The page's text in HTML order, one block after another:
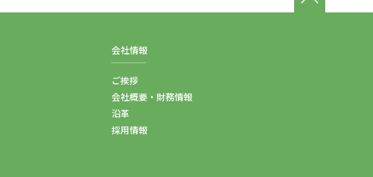
会社情報
ご挨拶
会社概要・財務情報
沿革
採用情報